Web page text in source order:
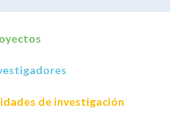
de investigación